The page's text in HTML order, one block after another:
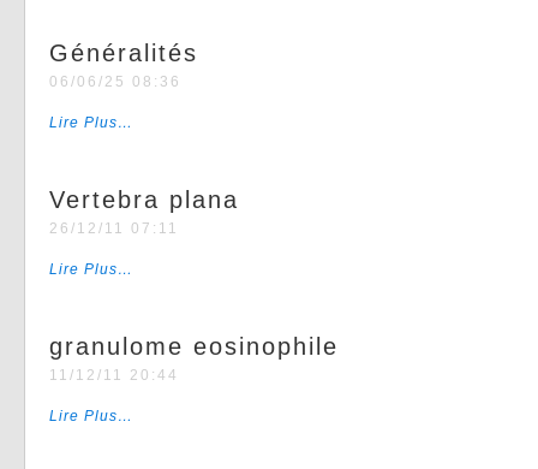
Généralités
06/06/25 08:36
Lire Plus…
Vertebra plana
26/12/11 07:11
Lire Plus…
granulome eosinophile
11/12/11 20:44
Lire Plus…